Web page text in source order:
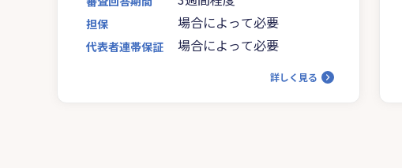
担保 場合によって必要
代表者連帯保証 場合によって必要
詳しく見る